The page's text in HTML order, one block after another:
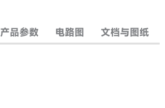
产品参数 电路图 文档与图纸